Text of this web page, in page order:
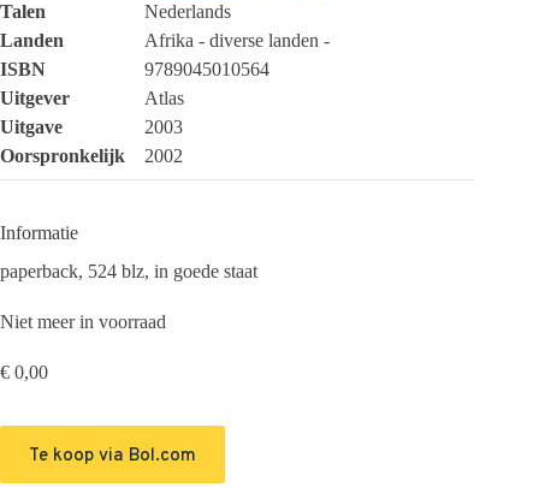
Talen
Nederlands
Landen
Afrika - diverse landen -
ISBN
9789045010564
Uitgever
Atlas
Uitgave
2003
Oorspronkelijk
2002
Informatie
paperback, 524 blz, in goede staat
Niet meer in voorraad
€ 0,00
Te koop via Bol.com